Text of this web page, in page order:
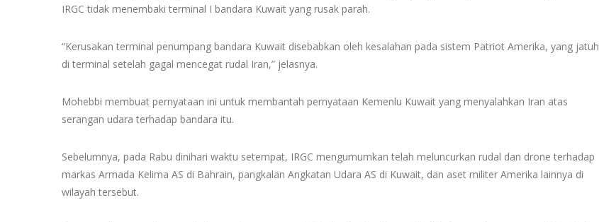
IRGC tidak menembaki terminal I bandara Kuwait yang rusak parah.
“Kerusakan terminal penumpang bandara Kuwait disebabkan oleh kesalahan pada sistem Patriot Amerika, yang jatuh
di terminal setelah gagal mencegat rudal Iran,” jelasnya.
Mohebbi membuat pernyataan ini untuk membantah pernyataan Kemenlu Kuwait yang menyalahkan Iran atas
serangan udara terhadap bandara itu.
Sebelumnya, pada Rabu dinihari waktu setempat, IRGC mengumumkan telah meluncurkan rudal dan drone terhadap
markas Armada Kelima AS di Bahrain, pangkalan Angkatan Udara AS di Kuwait, dan aset militer Amerika lainnya di
wilayah tersebut.